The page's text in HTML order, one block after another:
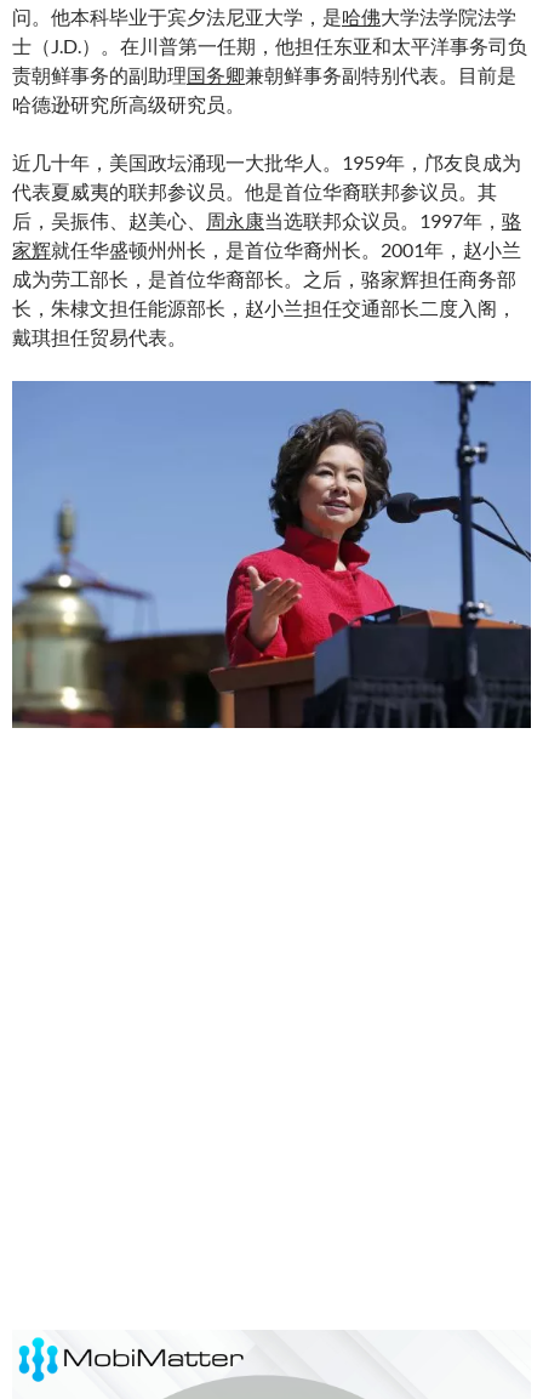
问。他本科毕业于宾夕法尼亚大学，是哈佛大学法学院法学
士（J.D.）。在川普第一任期，他担任东亚和太平洋事务司负
责朝鲜事务的副助理国务卿兼朝鲜事务副特别代表。目前是
哈德逊研究所高级研究员。
近几十年，美国政坛涌现一大批华人。1959年，邝友良成为
代表夏威夷的联邦参议员。他是首位华裔联邦参议员。其
后，吴振伟、赵美心、
周永康当选联邦众议员。1997年， 骆
家辉就任华盛顿州州长，是首位华裔州长。2001年，赵小兰
成为劳工部长，是首位华裔部长。之后，骆家辉担任商务部
长，朱棣文担任能源部长，赵小兰担任交通部长二度入阁，
戴琪担任贸易代表。